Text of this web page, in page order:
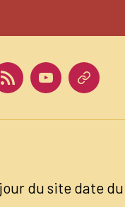
LinkedInYoutube
du site date